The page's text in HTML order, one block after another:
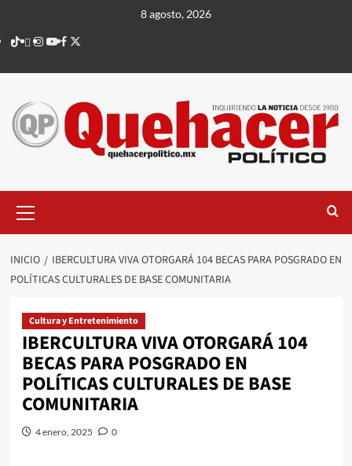
contenido
8 agosto, 2026
TikTok
threads
Instagram
Youtube
Facebook
X
principal
INICIO
IBERCULTURA VIVA OTORGARÁ 104 BECAS PARA POSGRADO EN
POLÍTICAS CULTURALES DE BASE COMUNITARIA
Cultura y Entretenimiento
IBERCULTURA VIVA OTORGARÁ 104
BECAS PARA POSGRADO EN
POLÍTICAS CULTURALES DE BASE
COMUNITARIA
4 enero, 2025 0